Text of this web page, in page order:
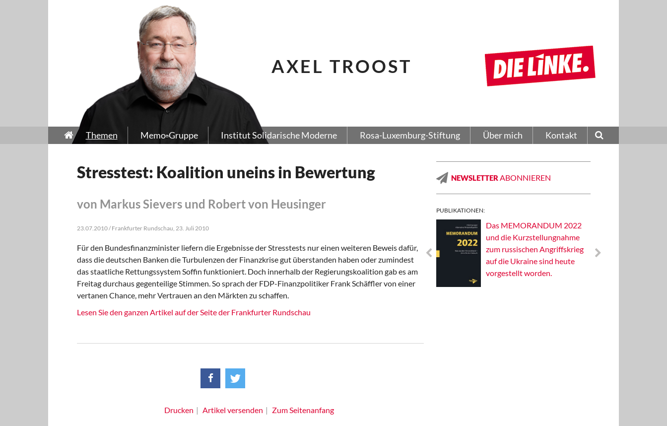
AXEL TROOST
Themen Memo-Gruppe Institut Solidarische Moderne Rosa-Luxemburg-Stiftung Über mich Kontakt
Stresstest: Koalition uneins in Bewertung
von Markus Sievers und Robert von Heusinger
23.07.2010 / Frankfurter Rundschau, 23. Juli 2010
Für den Bundesfinanzminister liefern die Ergebnisse der Stresstests nur einen weiteren Beweis dafür,
dass die deutschen Banken die Turbulenzen der Finanzkrise gut überstanden haben oder zumindest
das staatliche Rettungssystem Soffin funktioniert. Doch innerhalb der Regierungskoalition gab es am
Freitag durchaus gegenteilige Stimmen. So sprach der FDP-Finanzpolitiker Frank Schäffler von einer
vertanen Chance, mehr Vertrauen an den Märkten zu schaffen.
Lesen Sie den ganzen Artikel auf der Seite der Frankfurter Rundschau
Drucken Artikel versenden Zum Seitenanfang
NEWSLETTER ABONNIEREN
PUBLIKATIONEN:
Das MEMORANDUM 2022
und die Kurzstellungnahme
zum russischen Angriffskrieg
auf die Ukraine sind heute
vorgestellt worden.